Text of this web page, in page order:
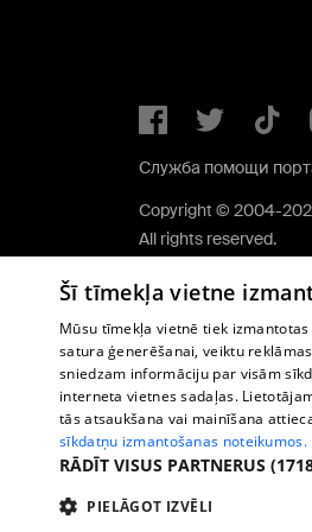
Служба помощи
Copyright © 2004-
All rights reserved.
Šī tīmekļa vietne
Mūsu tīmekļa vietnē tiek
satura ģenerēšanai, veiktu
sniedzam informāciju par visām
interneta vietnes sadaļas.
tās atsaukšana vai mainīšana
sīkdatņu izmantošanas noteikumos.
RĀDĪT VISUS PARTNERUS
PIELĀGOT IZVĒLI